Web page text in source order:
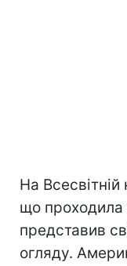
На Всесвітній
що проходила
представив
огляду.